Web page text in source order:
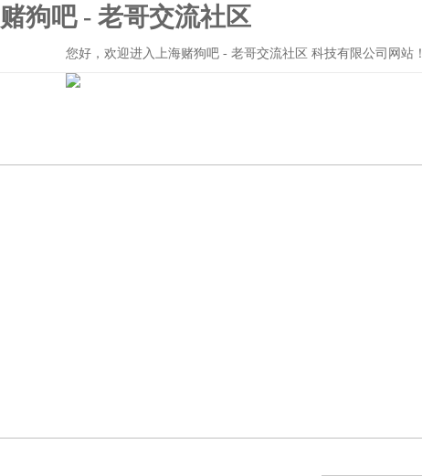
赌狗吧 - 老哥交流社区
您好，欢迎进入上海赌狗吧 - 老哥交流社区 科技有限公司网站！